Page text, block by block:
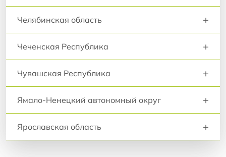
Челябинская область +
Чеченская Республика +
Чувашская Республика +
Ямало-Ненецкий автономный округ +
Ярославская область +